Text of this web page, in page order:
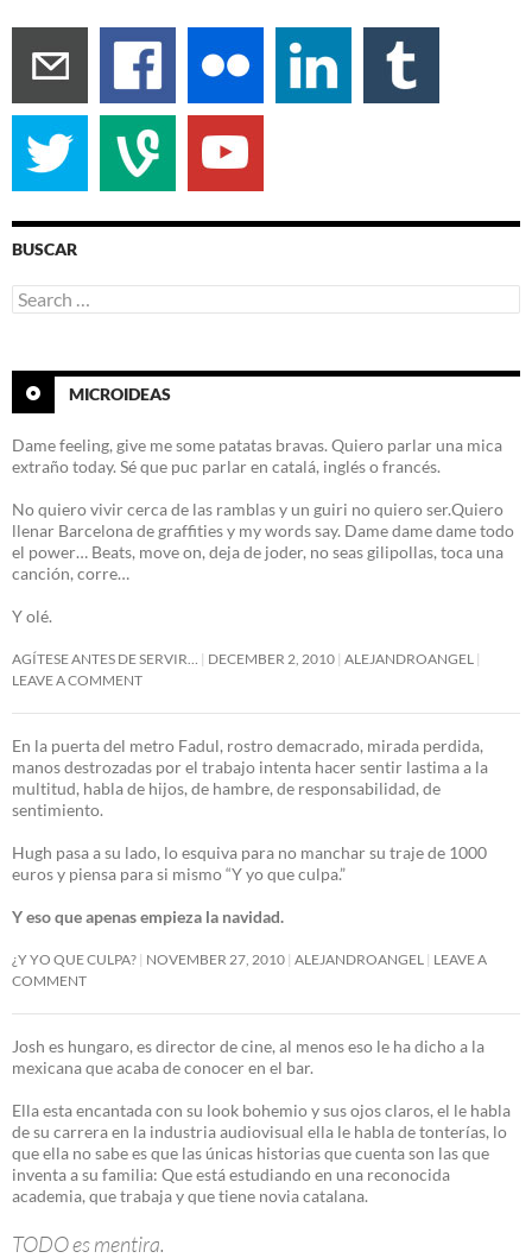
BUSCAR
Search
for:
MICROIDEAS
Dame feeling, give me some patatas bravas. Quiero parlar una mica
extraño today. Sé que puc parlar en catalá, inglés o francés.
No quiero vivir cerca de las ramblas y un guiri no quiero ser.Quiero
llenar Barcelona de graffities y my words say. Dame dame dame todo
el power… Beats, move on, deja de joder, no seas gilipollas, toca una
canción, corre…
Y olé.
AGÍTESE ANTES DE SERVIR… DECEMBER 2, 2010 ALEJANDROANGEL
LEAVE A COMMENT
En la puerta del metro Fadul, rostro demacrado, mirada perdida,
manos destrozadas por el trabajo intenta hacer sentir lastima a la
multitud, habla de hijos, de hambre, de responsabilidad, de
sentimiento.
Hugh pasa a su lado, lo esquiva para no manchar su traje de 1000
euros y piensa para si mismo “Y yo que culpa.”
Y eso que apenas empieza la navidad.
¿Y YO QUE CULPA? NOVEMBER 27, 2010 ALEJANDROANGEL
LEAVE A
COMMENT
Josh es hungaro, es director de cine, al menos eso le ha dicho a la
mexicana que acaba de conocer en el bar.
Ella esta encantada con su look bohemio y sus ojos claros, el le habla
de su carrera en la industria audiovisual ella le habla de tonterías, lo
que ella no sabe es que las únicas historias que cuenta son las que
inventa a su familia: Que está estudiando en una reconocida
academia, que trabaja y que tiene novia catalana.
TODO es mentira.